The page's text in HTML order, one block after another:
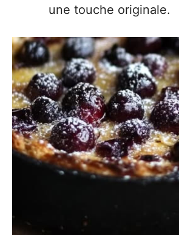
une touche originale.